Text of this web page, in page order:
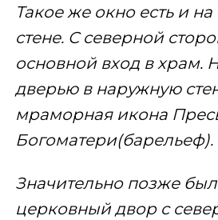
Такое же окно есть и
стене. С северной
основной вход в храм.
дверью в наружную
мраморная икона
Богоматери(барельеф).
Значительно позже
церковный двор с